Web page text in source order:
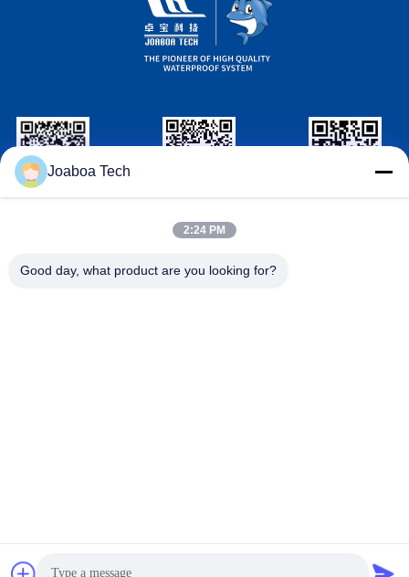
Wechat Identificazione Linkedin Identificazione
Identificazione
Contattici
Joaboa Tech
2:24 PM
Good day, what product are you looking for?